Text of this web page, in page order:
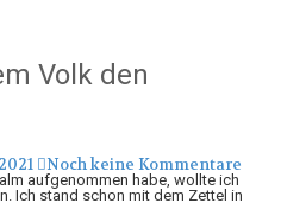
Volk den
2021 Noch keine Kommentare
aufgenommen habe, wollte ich
Ich stand schon mit dem Zettel in